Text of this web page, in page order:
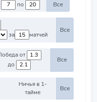
по Все
за
матчей
Все
Победа от
до
Все
Ничья в 1-
тайме
Все